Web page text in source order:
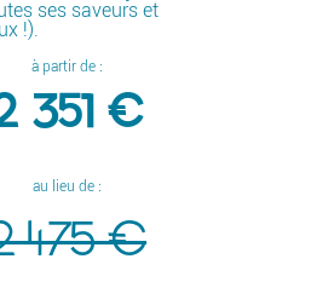
ses saveurs et
!).
à partir de :
351 €
au lieu de :
475 €